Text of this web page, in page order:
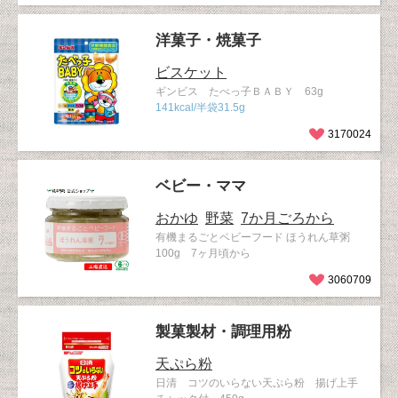
洋菓子・焼菓子
ビスケット
ギンビス たべっ子ＢＡＢＹ 63g
141kcal/半袋31.5g
3170024
ベビー・ママ
おかゆ 野菜 7か月ごろから
有機まるごとベビーフード ほうれん草粥
100g 7ヶ月頃から
3060709
製菓製材・調理用粉
天ぷら粉
日清 コツのいらない天ぷら粉 揚げ上手